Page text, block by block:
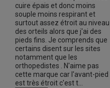
cuire épais et donc moins
souple moins respirant et
surtout assez étroit au niveau
des orteils alors que j'ai des
pieds fins. Je comprends que
certains disent sur les sites
notamment que les
orthopedistes . N'aime pas
cette marque car l'avant-pied
est très étroit c'est t...